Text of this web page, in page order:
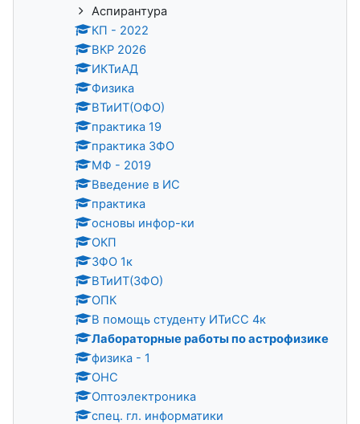
Аспирантура
КП - 2022
ВКР 2026
ИКТиАД
Физика
ВТиИТ(ОФО)
практика 19
практика ЗФО
МФ - 2019
Введение в ИС
практика
основы инфор-ки
ОКП
ЗФО 1к
ВТиИТ(ЗФО)
ОПК
В помощь студенту ИТиСС 4к
Лабораторные работы по астрофизике
физика - 1
ОНС
Оптоэлектроника
спец. гл. информатики